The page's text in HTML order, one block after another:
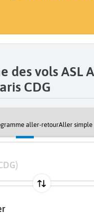
des vols ASL
CDG
aller-retourAller simple